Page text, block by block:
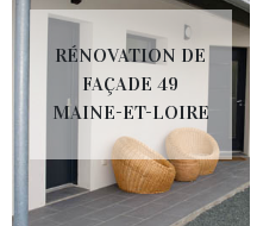
RÉNOVATION DE
FAÇADE 49
MAINE-ET-LOIRE